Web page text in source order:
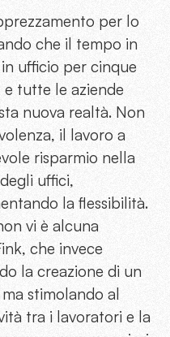
per lo
che il tempo in
ufficio per cinque
tutte le aziende
nuova realtà. Non
il lavoro a
risparmio nella
uffici,
la flessibilità.
vi è alcuna
che invece
la creazione di un
stimolando al
tra i lavoratori e la